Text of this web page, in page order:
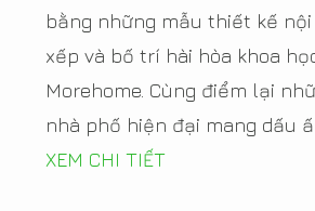
bằng những mẫu thiết kế
xếp và bố trí hài hòa khoa
Morehome. Cùng điểm lại
nhà phố hiện đại mang dấu
XEM CHI TIẾT